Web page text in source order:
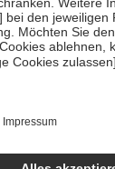
dass es
hc/de/